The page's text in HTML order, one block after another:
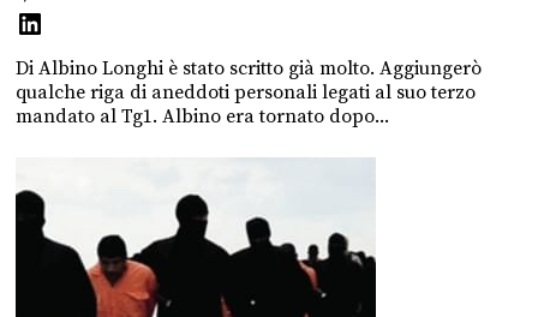
Di Albino Longhi è stato scritto già molto. Aggiungerò
qualche riga di aneddoti personali legati al suo terzo
mandato al Tg1. Albino era tornato dopo...